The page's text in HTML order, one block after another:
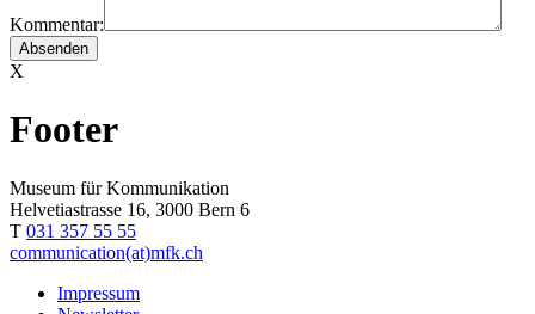
Kommentar:
X
Footer
Museum für Kommunikation
Helvetiastrasse 16, 3000 Bern 6
T 031 357 55 55
communication(at)mfk.ch
Impressum